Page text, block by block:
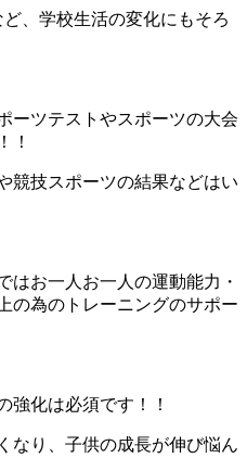
、学校生活の変化にもそろ
ーツテストやスポーツの大会
！
競技スポーツの結果などはい
はお一人お一人の運動能力・
の為のトレーニングのサポー
強化は必須です！！
なり、子供の成長が伸び悩ん